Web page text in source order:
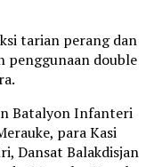
tarian perang dan
penggunaan double
Batalyon Infanteri
para Kasi
Dansat Balakdisjan